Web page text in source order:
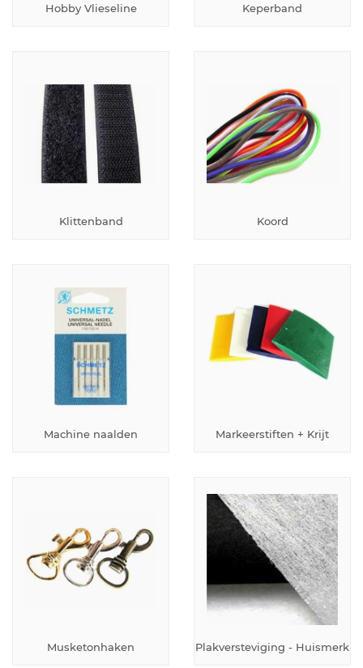
Hobby Vlieseline Keperband
Klittenband Koord
Machine naalden Markeerstiften + Krijt
Musketonhaken Plakversteviging - Huismerk